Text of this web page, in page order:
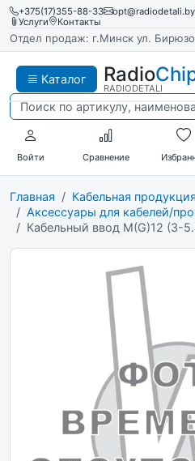
+375(17)355-88-33 opt@radiodetali.by
Услуги
Контакты
Отдел продаж: г.Минск ул.
Каталог Radio
RADIODETALI
Войти Сравнение
Главная
Кабельная продукция
Аксессуары для кабелей/
Кабельный ввод M(G)12 (3-